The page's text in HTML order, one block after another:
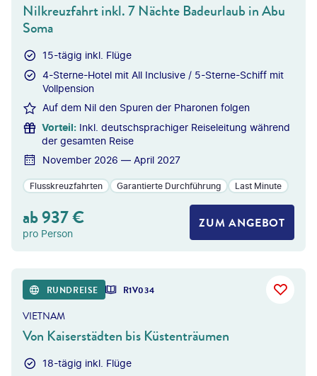
Nilkreuzfahrt inkl. 7 Nächte Badeurlaub in Abu
Soma
15-tägig inkl. Flüge
4-Sterne-Hotel mit All Inclusive / 5-Sterne-Schiff mit
Vollpension
Auf dem Nil den Spuren der Pharonen folgen
Vorteil: Inkl. deutschsprachiger Reiseleitung während
der gesamten Reise
November 2026 — April 2027
Flusskreuzfahrten Garantierte Durchführung Last Minute
ab937€
pro Person
ZUM ANGEBOT
RUNDREISE R1V034
VIETNAM
Von Kaiserstädten bis Küstenträumen
18-tägig inkl. Flüge